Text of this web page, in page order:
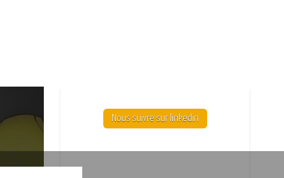
Nous suivre sur linkedin